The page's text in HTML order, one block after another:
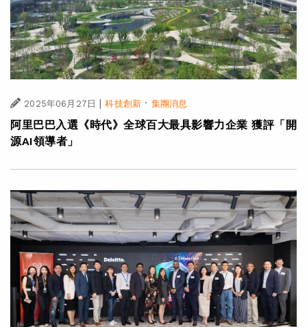
2025年06月27日 | 科技創新 · 集團消息
阿里巴巴入選《時代》全球百大最具影響力企業 獲評「開
源AI領導者」